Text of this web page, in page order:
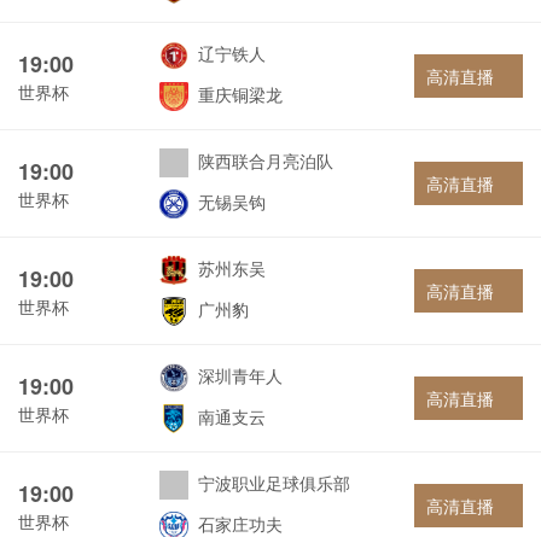
19:00
世界杯
辽宁铁人
重庆铜梁龙
高清直播
19:00
世界杯
陕西联合月亮泊队
无锡吴钩
高清直播
19:00
世界杯
苏州东吴
广州豹
高清直播
19:00
世界杯
深圳青年人
南通支云
高清直播
19:00
世界杯
宁波职业足球俱乐部
石家庄功夫
高清直播